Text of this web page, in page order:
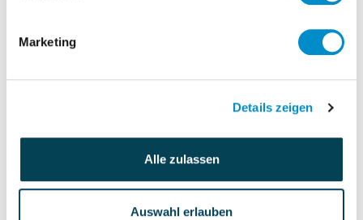
Marketing
Details zeigen
Alle zulassen
Auswahl erlauben
Arbeitsprozess
Dokumentation und Nachbereitung von
Auftaktworkshops,
Koordinierungskreise,
Lenkungsausschüsse und JFs